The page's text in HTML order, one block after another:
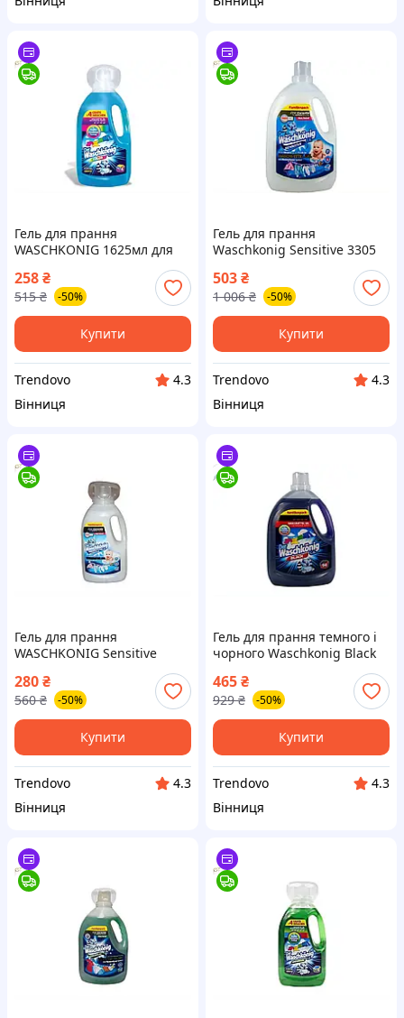
Гель для прання
WASCHKONIG 1625мл для
мускусним деревним
ароматом
258₴
515 ₴ -50%
Купити
Trendovo
4.3
Вінниця
Гель для прання
Waschkonig Sensitive 3305
речей з алое вера без
запаху
503₴
1 006 ₴ -50%
Купити
Trendovo
4.3
Вінниця
Гель для прання
WASCHKONIG Sensitive
тканин з квітковими нотами
280₴
560 ₴ -50%
Купити
Trendovo
4.3
Вінниця
Гель для прання темного і
чорного Waschkonig Black
кольору і м'якості тканини
465₴
929 ₴ -50%
Купити
Trendovo
4.3
Вінниця